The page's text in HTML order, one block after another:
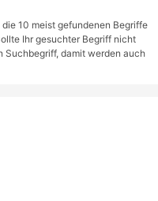
10 meist gefundenen Begriffe
Ihr gesuchter Begriff nicht
Suchbegriff, damit werden auch